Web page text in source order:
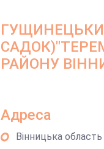
РАЙОНУ
Адреса
Вінницька область